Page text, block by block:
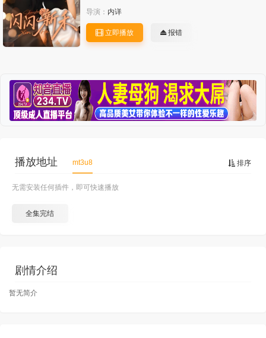
导演： 内详
立即播放 报错
排序
播放地址 mt3u8
无需安装任何插件，即可快速播放
全集完结
剧情介绍
暂无简介